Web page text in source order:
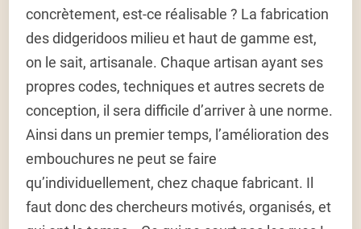
concrètement, est-ce réalisable ? La fabrication
des didgeridoos milieu et haut de gamme est,
on le sait, artisanale. Chaque artisan ayant ses
propres codes, techniques et autres secrets de
conception, il sera difficile d’arriver à une norme.
Ainsi dans un premier temps, l’amélioration des
embouchures ne peut se faire
qu’individuellement, chez chaque fabricant. Il
faut donc des chercheurs motivés, organisés, et